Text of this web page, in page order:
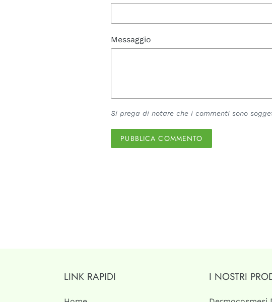
Messaggio
Si prega di notare che i commenti sono
LINK RAPIDI I NOSTRI